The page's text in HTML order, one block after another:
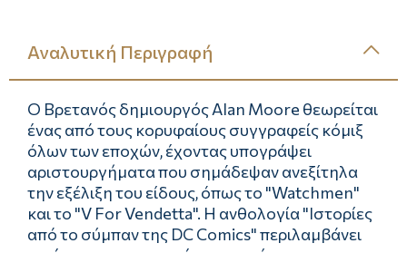
Αναλυτική Περιγραφή
Ο Βρετανός δημιουργός Alan Moore θεωρείται
ένας από τους κορυφαίους συγγραφείς κόμιξ
όλων των εποχών, έχοντας υπογράψει
αριστουργήματα που σημάδεψαν ανεξίτηλα
την εξέλιξη του είδους, όπως το "Watchmen"
και το "V For Vendetta". Η ανθολογία "Ιστορίες
από το σύμπαν της DC Comics" περιλαμβάνει